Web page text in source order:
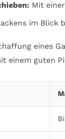
Mit
im
eines
einem guten